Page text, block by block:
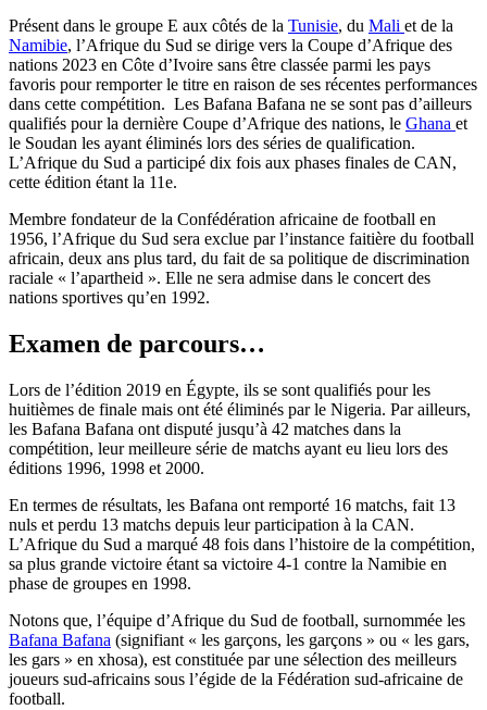
Présent dans le groupe E aux côtés de la Tunisie, du Mali et de la
Namibie, l’Afrique du Sud se dirige vers la Coupe d’Afrique des
nations 2023 en Côte d’Ivoire sans être classée parmi les pays
favoris pour remporter le titre en raison de ses récentes performances
dans cette compétition. Les Bafana Bafana ne se sont pas d’ailleurs
qualifiés pour la dernière Coupe d’Afrique des nations, le Ghana et
le Soudan les ayant éliminés lors des séries de qualification.
L’Afrique du Sud a participé dix fois aux phases finales de CAN,
cette édition étant la 11e.
Membre fondateur de la Confédération africaine de football en
1956, l’Afrique du Sud sera exclue par l’instance faitière du football
africain, deux ans plus tard, du fait de sa politique de discrimination
raciale « l’apartheid ». Elle ne sera admise dans le concert des
nations sportives qu’en 1992.
Examen de parcours…
Lors de l’édition 2019 en Égypte, ils se sont qualifiés pour les
huitièmes de finale mais ont été éliminés par le Nigeria. Par ailleurs,
les Bafana Bafana ont disputé jusqu’à 42 matches dans la
compétition, leur meilleure série de matchs ayant eu lieu lors des
éditions 1996, 1998 et 2000.
En termes de résultats, les Bafana ont remporté 16 matchs, fait 13
nuls et perdu 13 matchs depuis leur participation à la CAN.
L’Afrique du Sud a marqué 48 fois dans l’histoire de la compétition,
sa plus grande victoire étant sa victoire 4-1 contre la Namibie en
phase de groupes en 1998.
Notons que, l’équipe d’Afrique du Sud de football, surnommée les
Bafana Bafana (signifiant « les garçons, les garçons » ou « les gars,
les gars » en xhosa), est constituée par une sélection des meilleurs
joueurs sud-africains sous l’égide de la Fédération sud-africaine de
football.